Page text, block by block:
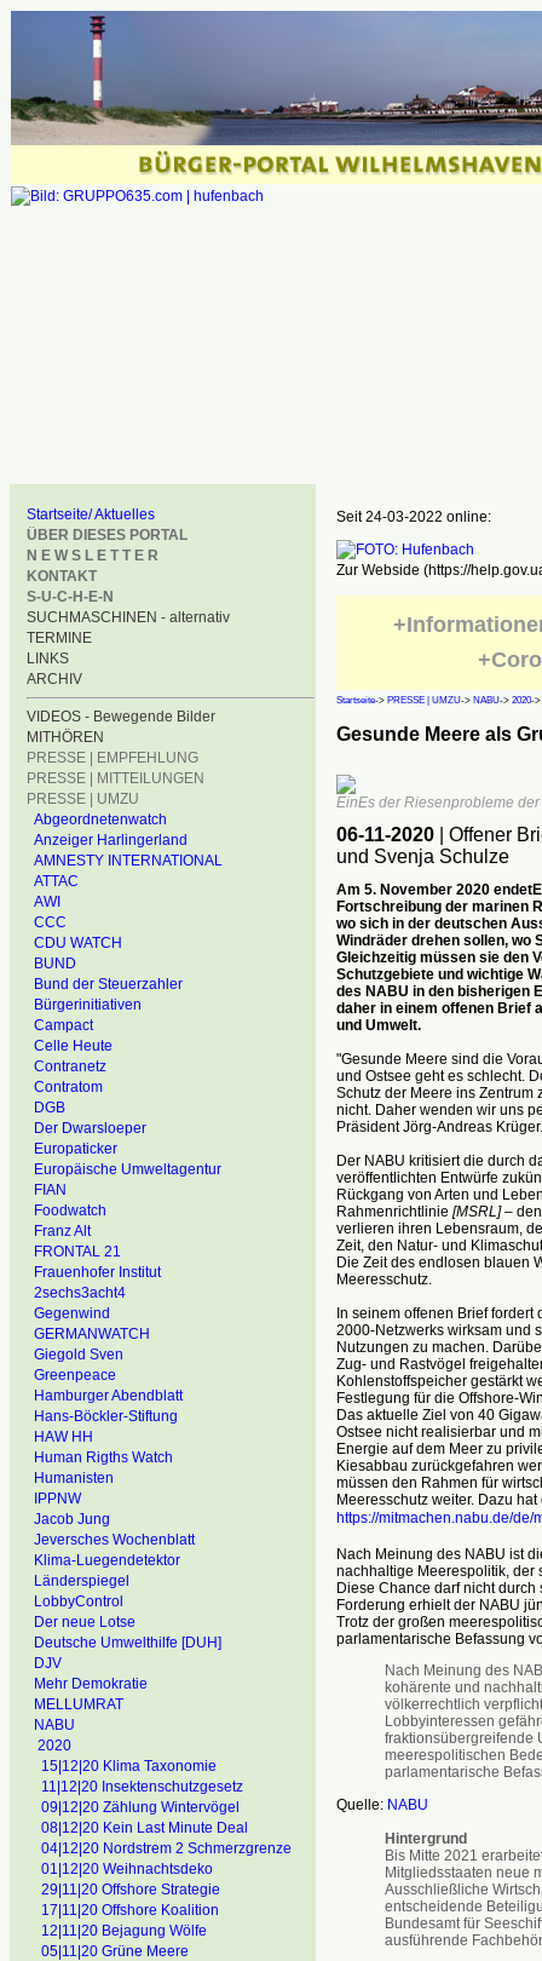
Startseite/ Aktuelles
ÜBER DIESES PORTAL
N E W S L E T T E R
KONTAKT
S-U-C-H-E-N
SUCHMASCHINEN - alternativ
TERMINE
LINKS
ARCHIV
VIDEOS - Bewegende Bilder
MITHÖREN
PRESSE | EMPFEHLUNG
PRESSE | MITTEILUNGEN
PRESSE | UMZU
Abgeordnetenwatch
Anzeiger Harlingerland
AMNESTY INTERNATIONAL
ATTAC
AWI
CCC
CDU WATCH
BUND
Bund der Steuerzahler
Bürgerinitiativen
Campact
Celle Heute
Contranetz
Contratom
DGB
Der Dwarsloeper
Europaticker
Europäische Umweltagentur
FIAN
Foodwatch
Franz Alt
FRONTAL 21
Frauenhofer Institut
2sechs3acht4
Gegenwind
GERMANWATCH
Giegold Sven
Greenpeace
Hamburger Abendblatt
Hans-Böckler-Stiftung
HAW HH
Human Rigths Watch
Humanisten
IPPNW
Jacob Jung
Jeversches Wochenblatt
Klima-Luegendetektor
Länderspiegel
LobbyControl
Der neue Lotse
Deutsche Umwelthilfe [DUH]
DJV
Mehr Demokratie
MELLUMRAT
NABU
2020
15|12|20 Klima Taxonomie
11|12|20 Insektenschutzgesetz
09|12|20 Zählung Wintervögel
08|12|20 Kein Last Minute Deal
04|12|20 Nordstrem 2 Schmerzgrenze
01|12|20 Weihnachtsdeko
29|11|20 Offshore Strategie
17|11|20 Offshore Koalition
12|11|20 Bejagung Wölfe
05|11|20 Grüne Meere
Seit 24-03-2022 online:
Zur Webside (https://
Startseite-> PRESSE | UMZU-> NABU-> 2020->
Gesunde Meere als
EinEs der Riesenprobleme
06-11-2020
| Offener
und Svenja Schulze
Am 5. November 2020
Fortschreibung der marinen
wo sich in der deutschen
Windräder drehen sollen, wo
Gleichzeitig müssen sie den
Schutzgebiete und wichtige
des NABU in den bisherigen
daher in einem offenen Brief
und Umwelt.
"Gesunde Meere sind die
und Ostsee geht es schlecht.
Schutz der Meere ins
nicht. Daher wenden wir uns
Präsident Jörg-Andreas Krüger.
Der NABU kritisiert die durch
veröffentlichten Entwürfe
Rückgang von Arten und
Rahmenrichtlinie [MSRL]– den
verlieren ihren Lebensraum,
Zeit, den Natur- und
Die Zeit des endlosen blauen
Meeresschutz.
In seinem offenen Brief
2000-Netzwerks wirksam und
Nutzungen zu machen.
Zug- und Rastvögel
Kohlenstoffspeicher gestärkt
Festlegung für die Offshore-
Das aktuelle Ziel von 40
Ostsee nicht realisierbar und
Energie auf dem Meer zu
Kiesabbau zurückgefahren
müssen den Rahmen für
Meeresschutz weiter. Dazu
https://mitmachen.nabu.de/de/
Nach Meinung des NABU ist
nachhaltige Meerespolitik, der
Diese Chance darf nicht
Forderung erhielt der NABU
Trotz der großen
parlamentarische Befassung
Nach Meinung des
kohärente und
völkerrechtlich
Lobbyinteressen
fraktionsübergreifende
meerespolitischen
parlamentarische
Quelle: NABU
Hintergrund
Bis Mitte 2021
Mitgliedsstaaten neue
Ausschließliche
entscheidende
Bundesamt für
ausführende